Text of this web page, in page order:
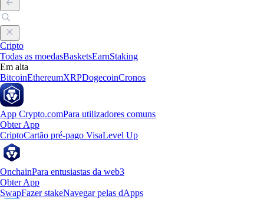
Cripto
Todas as moedasBasketsEarnStaking
Em alta
BitcoinEthereumXRPDogecoinCronos
App Crypto.comPara utilizadores comuns
Obter App
CriptoCartão pré-pago VisaLevel Up
OnchainPara entusiastas da web3
Obter App
SwapFazer stakeNavegar pelas dApps